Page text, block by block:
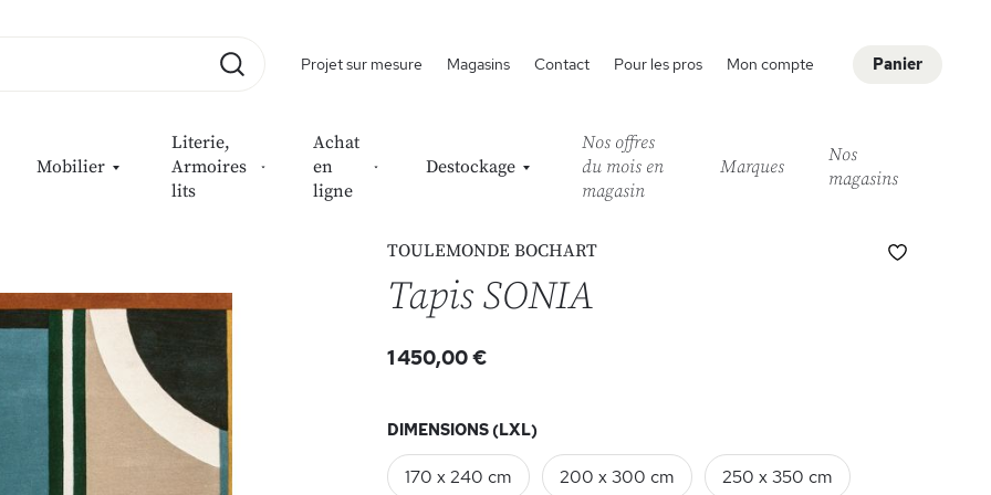
Panier
Projet sur mesure Magasins Contact Pour les pros Mon compte
Mobilier
Literie,
Armoires
lits
Achat
en
ligne
Destockage
Nos offres
du mois en
magasin
Marques
Nos
magasins
TOULEMONDE BOCHART
Tapis SONIA
1 450,00 €
DIMENSIONS (LXL)
170 x 240 cm 200 x 300 cm 250 x 350 cm